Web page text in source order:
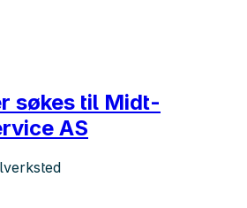
søkes til Midt-
AS